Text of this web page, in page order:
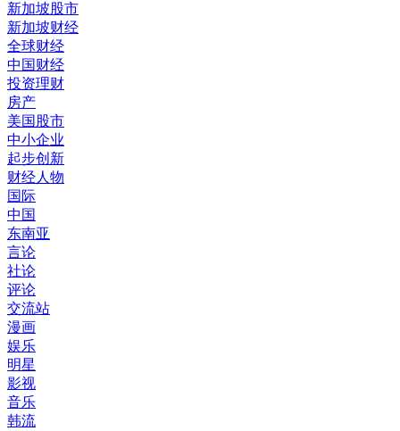
新加坡股市
新加坡财经
全球财经
中国财经
投资理财
房产
美国股市
中小企业
起步创新
财经人物
国际
中国
东南亚
言论
社论
评论
交流站
漫画
娱乐
明星
影视
音乐
韩流